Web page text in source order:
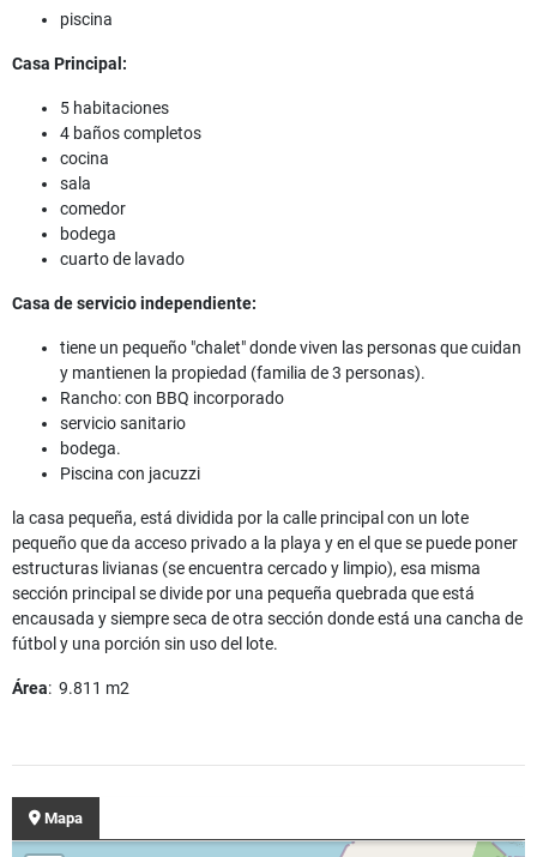
piscina
Casa Principal:
5 habitaciones
4 baños completos
cocina
sala
comedor
bodega
cuarto de lavado
Casa de servicio independiente:
tiene un pequeño "chalet" donde viven las personas que cuidan
y mantienen la propiedad (familia de 3 personas).
Rancho: con BBQ incorporado
servicio sanitario
bodega.
Piscina con jacuzzi
la casa pequeña, está dividida por la calle principal con un lote
pequeño que da acceso privado a la playa y en el que se puede poner
estructuras livianas (se encuentra cercado y limpio), esa misma
sección principal se divide por una pequeña quebrada que está
encausada y siempre seca de otra sección donde está una cancha de
fútbol y una porción sin uso del lote.
Área: 9.811 m2
Mapa